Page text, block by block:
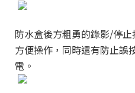
防水盒後方粗勇的錄影/停
方便操作，同時還有防止誤
電。